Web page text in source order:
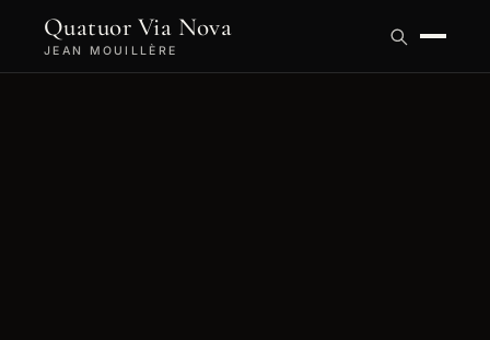
Quatuor Via Nova
JEAN MOUILLÈRE